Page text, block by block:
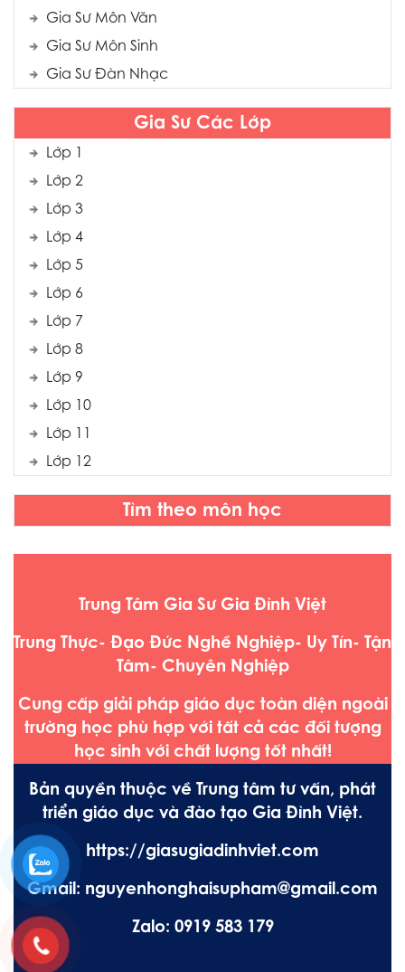
Gia Sư Môn Văn
Gia Sư Môn Sinh
Gia Sư Đàn Nhạc
Gia Sư Các Lớp
Lớp 1
Lớp 2
Lớp 3
Lớp 4
Lớp 5
Lớp 6
Lớp 7
Lớp 8
Lớp 9
Lớp 10
Lớp 11
Lớp 12
Tìm theo môn học
Trung Tâm Gia Sư Gia Đình Việt
Trung Thực- Đạo Đức Nghề Nghiệp- Uy Tín- Tận
Tâm- Chuyên Nghiệp
Cung cấp giải pháp giáo dục toàn diện ngoài
trường học phù hợp với tất cả các đối tượng
học sinh với chất lượng tốt nhất!
Bản quyền thuộc về Trung tâm tư vấn, phát
triển giáo dục và đào tạo Gia Đình Việt.
https://giasugiadinhviet.com
Gmail: nguyenhonghaisupham@gmail.com
Zalo: 0919 583 179